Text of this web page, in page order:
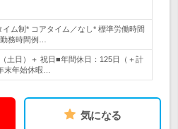
ム制* コアタイム／なし* 標準労働時間
務時間例…
土日）＋ 祝日■年間休日：125日（＋計
末年始休暇…
気になる